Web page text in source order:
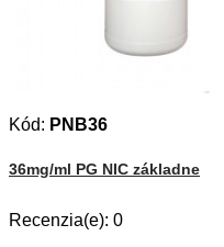
Kód: PNB36
36mg/ml PG NIC základne
Recenzia(e): 0